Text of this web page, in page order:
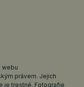
webu
právem. Jejich
je trestné. Fotografie